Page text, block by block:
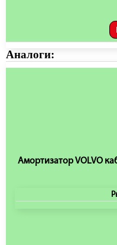
Аналоги:
Амортизатор VOLVO